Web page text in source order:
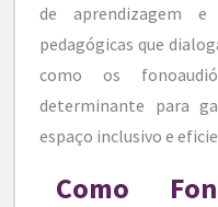
de aprendizagem
pedagógicas que
como os
determinante para
espaço inclusivo e
Como